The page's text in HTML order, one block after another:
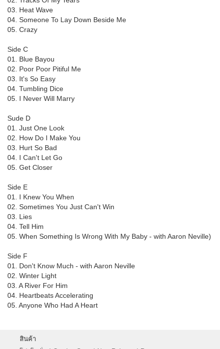
03. Heat Wave
04. Someone To Lay Down Beside Me
05. Crazy
Side C
01. Blue Bayou
02. Poor Poor Pitiful Me
03. It's So Easy
04. Tumbling Dice
05. I Never Will Marry
Sude D
01. Just One Look
02. How Do I Make You
03. Hurt So Bad
04. I Can't Let Go
05. Get Closer
Side E
01. I Knew You When
02. Sometimes You Just Can't Win
03. Lies
04. Tell Him
05. When Something Is Wrong With My Baby - with Aaron Neville)
Side F
01. Don't Know Much - with Aaron Neville
02. Winter Light
03. A River For Him
04. Heartbeats Accelerating
05. Anyone Who Had A Heart
สินค้า